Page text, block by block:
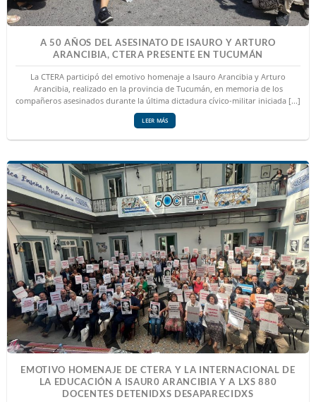
A 50 AÑOS DEL ASESINATO DE ISAURO Y ARTURO
ARANCIBIA, CTERA PRESENTE EN TUCUMÁN
La CTERA participó del emotivo homenaje a Isauro Arancibia y Arturo
Arancibia, realizado en la provincia de Tucumán, en memoria de los
compañeros asesinados durante la última dictadura cívico-militar iniciada [...]
LEER MÁS
EMOTIVO HOMENAJE DE CTERA Y LA INTERNACIONAL DE
LA EDUCACIÓN A ISAUR0 ARANCIBIA Y A LXS 880
DOCENTES DETENIDXS DESAPARECIDXS